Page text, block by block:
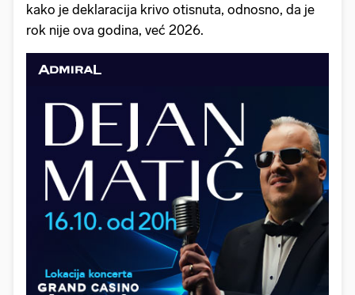
kako je deklaracija krivo otisnuta, odnosno, da je
rok nije ova godina, već 2026.